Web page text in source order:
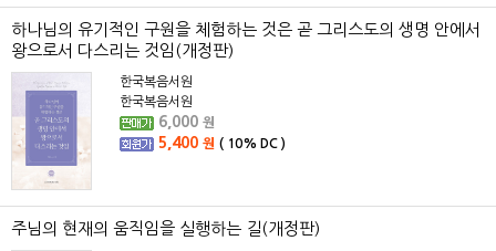
하나님의 유기적인 구원을 체험하는 것은 곧 그리스도의 생명 안에서
왕으로서 다스리는 것임(개정판)
한국복음서원
한국복음서원
6,000 원
5,400 원 ( 10% DC )
주님의 현재의 움직임을 실행하는 길(개정판)